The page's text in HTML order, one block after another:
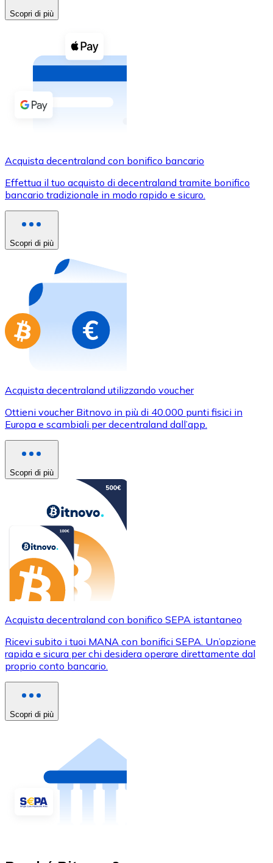
Acquista criptovalute in contanti e altri mezzi di
Bonifico SEPA
Aggiungi fondi al tuo conto Bitnovo o fai acquisti
Carta di credito / debito
Usa le carte Visa e Mastercard per acquistare
Acquista con carta
Negozio - Carte regalo
Nuovo
Acquista gift card dei tuoi marchi preferiti con
Vai al negozio di carte regalo
Scopri di più
Acquista decentraland con bonifico bancario
Effettua il tuo acquisto di decentraland tramite bonifico
bancario tradizionale in modo rapido e sicuro.
Scopri di più
Acquista decentraland utilizzando voucher
Ottieni voucher Bitnovo in più di 40.000 punti fisici in
Europa e scambiali per decentraland dall’app.
Scopri di più
Acquista decentraland con bonifico SEPA istantaneo
Ricevi subito i tuoi MANA con bonifici SEPA. Un’opzione
rapida e sicura per chi desidera operare direttamente dal
proprio conto bancario.
Scopri di più